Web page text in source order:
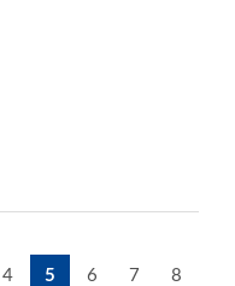
4 5 6 7 8